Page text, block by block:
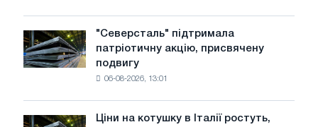
липні
з
року
"Северсталь"
підтримала
патріотичну
"Северсталь" підтримала
патріотичну акцію, присвячену
подвигу
06-08-2026, 13:01
Ціни Ціни на котушку в Італії ростуть,